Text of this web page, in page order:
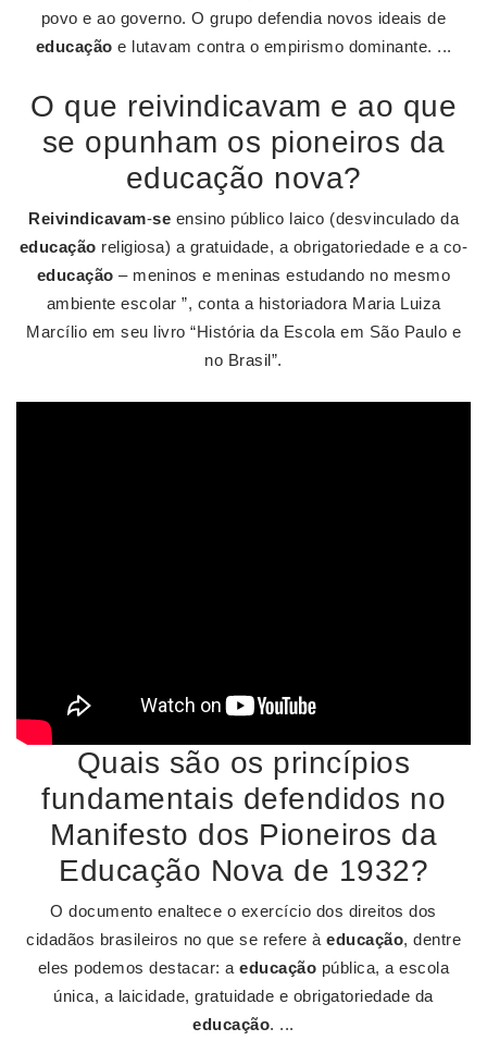
povo e ao governo. O grupo defendia novos ideais de
educação e lutavam contra o empirismo dominante. ...
O que reivindicavam e ao que
se opunham os pioneiros da
educação nova?
Reivindicavam-se ensino público laico (desvinculado da
educação religiosa) a gratuidade, a obrigatoriedade e a co-
educação – meninos e meninas estudando no mesmo
ambiente escolar ”, conta a historiadora Maria Luiza
Marcílio em seu livro “História da Escola em São Paulo e
no Brasil”.
Quais são os princípios
fundamentais defendidos no
Manifesto dos Pioneiros da
Educação Nova de 1932?
O documento enaltece o exercício dos direitos dos
cidadãos brasileiros no que se refere à educação, dentre
eles podemos destacar: aeducação pública, a escola
única, a laicidade, gratuidade e obrigatoriedade da
educação. ...